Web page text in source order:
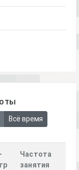
Всё время
Частота
занятия